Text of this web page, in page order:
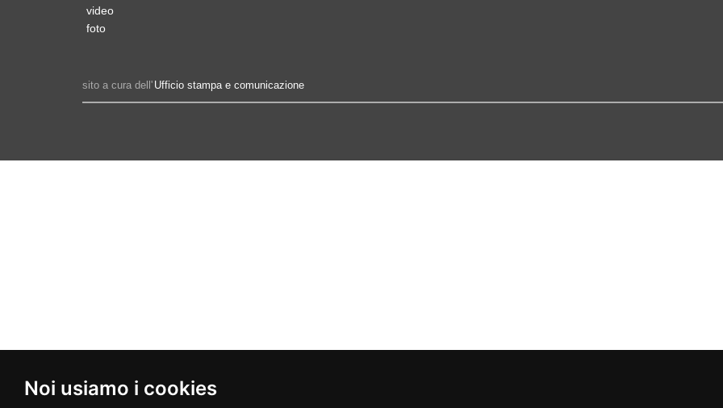
Noi usiamo i cookies
video
foto
sito a cura dell' Ufficio stampa e comunicazione